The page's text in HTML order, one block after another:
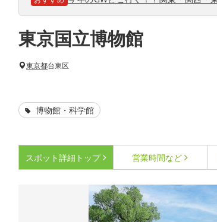
東京国立博物館
東京都台東区
博物館・科学館
スポット詳細 トップ 営業時間など